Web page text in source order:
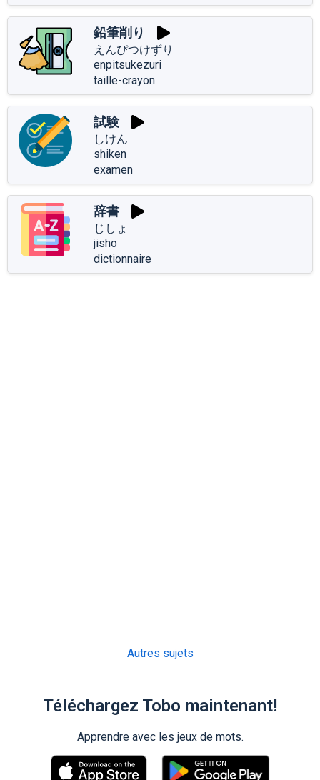
鉛筆削り
えんぴつけずり
enpitsukezuri
taille-crayon
試験
しけん
shiken
examen
辞書
じしょ
jisho
dictionnaire
Autres sujets
Téléchargez Tobo maintenant!
Apprendre avec les jeux de mots.